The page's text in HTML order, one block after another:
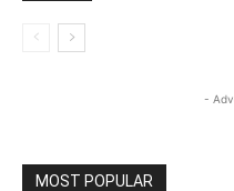
-
MOST POPULAR